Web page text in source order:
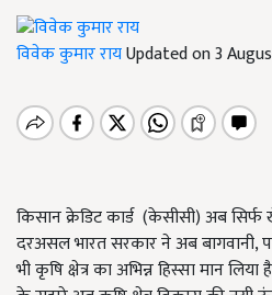
विवेक कुमार रायUpdated on 3
किसान क्रेडिट कार्ड (केसीसी) अब सिर्फ
दरअसल भारत सरकार ने अब
भी कृषि क्षेत्र का अभिन्न हिस्सा मान